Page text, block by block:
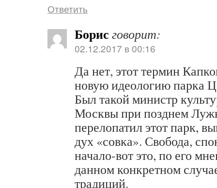
Ответить
Борис говорит:
02.12.2017 в 00:16
Да нет, этот термин
новую идеологию парка
Был такой министр
Москвы при позднем
перелопатил этот парк,
дух «совка». Свобода,
начало-вот это, по его
данном конкретном
традиций.